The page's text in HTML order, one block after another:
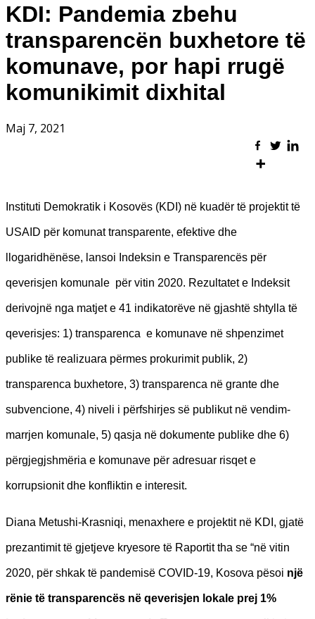
KDI: Pandemia zbehu
transparencën buxhetore të
komunave, por hapi rrugë
komunikimit dixhital
Maj 7, 2021
Instituti Demokratik i Kosovës (KDI) në kuadër të projektit të
USAID për komunat transparente, efektive dhe
llogaridhënëse, lansoi Indeksin e Transparencës për
qeverisjen komunale për vitin 2020. Rezultatet e Indeksit
derivojnë nga matjet e 41 indikatorëve në gjashtë shtylla të
qeverisjes: 1) transparenca e komunave në shpenzimet
publike të realizuara përmes prokurimit publik, 2)
transparenca buxhetore, 3) transparenca në grante dhe
subvencione, 4) niveli i përfshirjes së publikut në vendim-
marrjen komunale, 5) qasja në dokumente publike dhe 6)
përgjegjshmëria e komunave për adresuar risqet e
korrupsionit dhe konfliktin e interesit.
Diana Metushi-Krasniqi, menaxhere e projektit në KDI, gjatë
prezantimit të gjetjeve kryesore të Raportit tha se “në vitin
2020, për shkak të pandemisë COVID-19, Kosova pësoi një
rënie të transparencës në qeverisjen lokale prej 1%